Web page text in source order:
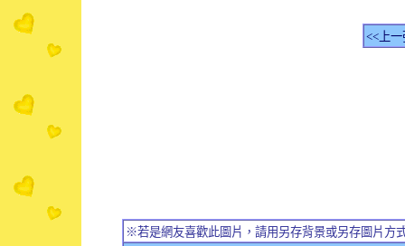
<<上一
※若是網友喜歡此圖片，請用另存背景或另存圖片方